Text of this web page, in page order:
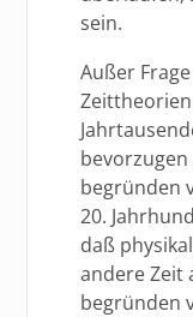
sein.
Außer
begründen
20.
daß
andere Zeit
begründen